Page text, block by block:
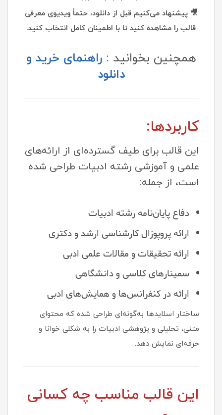
🎥 پیشنهاد می‌کنیم قبل از دانلود، حتماً ویدیوی معرفی
قالب را مشاهده کنید تا با اطمینان کامل انتخاب کنید.
همچنین بخوانید :راهنمای خرید و
دانلود
کاربردها:
این قالب برای طیف گسترده‌ای از ارائه‌های
علمی و آموزشی رشته ادبیات طراحی شده
است، از جمله:
دفاع پایان‌نامه رشته ادبیات
ارائه پروپوزال کارشناسی ارشد و دکتری
ارائه تحقیقات و مقالات علمی ادبی
سمینارهای کلاسی و دانشگاهی
ارائه در کنفرانس‌ها و همایش‌های ادبی
ساختار اسلایدها به‌گونه‌ای طراحی شده که محتوای
متنی، تحلیلی و پژوهشی ادبیات را به شکلی خوانا و
حرفه‌ای نمایش دهد.
این قالب مناسب چه کسانی